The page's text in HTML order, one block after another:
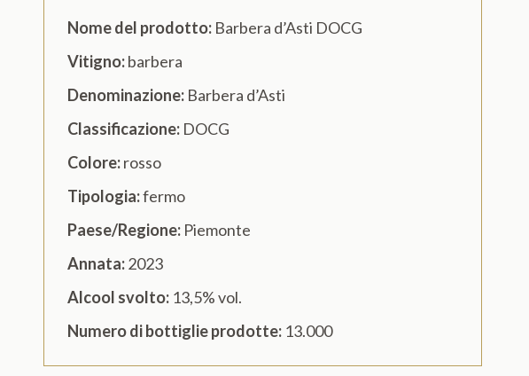
Nome del prodotto: Barbera d’Asti DOCG
Vitigno:barbera
Denominazione: Barbera d’Asti
Classificazione: DOCG
Colore:rosso
Tipologia:fermo
Paese/Regione: Piemonte
Annata:2023
Alcool svolto: 13,5% vol.
Numero di bottiglie prodotte: 13.000